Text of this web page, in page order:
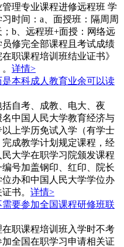
理专业课程进修远程班 学
时间：a、面授班：隔周周
b、远程班+面授：网络远
修完全部课程且考试成绩
职课程培训班结业证书》
详情>
本科成人教育业余可以读
自考、成教、电大、夜
中国人民大学教育经济与
上学历免试入学（有学士
成教学计划规定课程，经
大学在职学习院颁发课程
号加盖钢印、红印、院长
办和中国人民大学学位办
书。 详情>
要参加全国课程研修班联
职课程培训班入学时不考
全国在职学习申请相关证